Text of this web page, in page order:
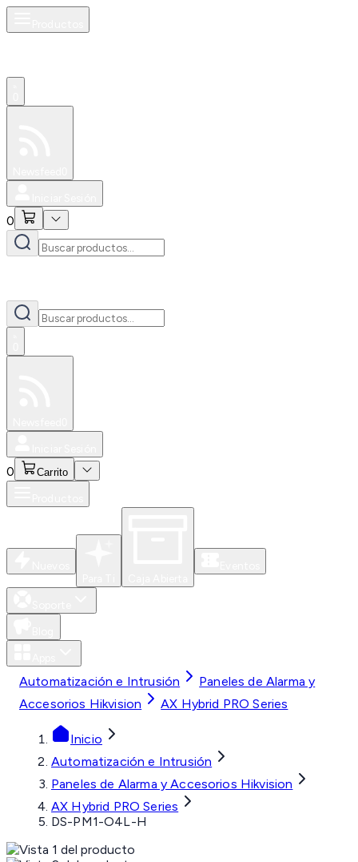
0
0 Carrito
Automatización e Intrusión
Paneles de Alarma y
Accesorios Hikvision
AX Hybrid PRO Series
Inicio
Automatización e Intrusión
Paneles de Alarma y Accesorios Hikvision
AX Hybrid PRO Series
DS-PM1-O4L-H